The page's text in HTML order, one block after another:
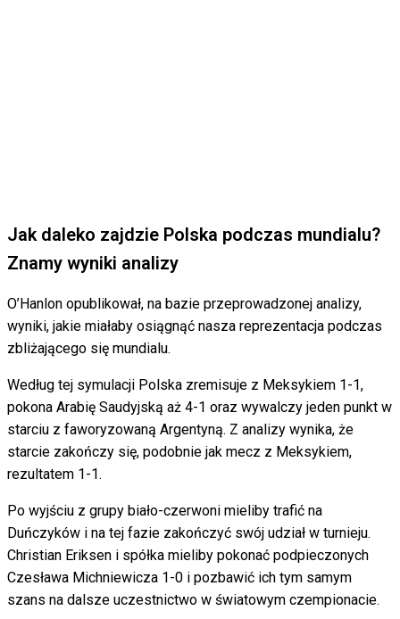
Jak daleko zajdzie Polska podczas mundialu?
Znamy wyniki analizy
O’Hanlon opublikował, na bazie przeprowadzonej analizy,
wyniki, jakie miałaby osiągnąć nasza reprezentacja podczas
zbliżającego się mundialu.
Według tej symulacji Polska zremisuje z Meksykiem 1-1,
pokona Arabię Saudyjską aż 4-1 oraz wywalczy jeden punkt w
starciu z faworyzowaną Argentyną. Z analizy wynika, że
starcie zakończy się, podobnie jak mecz z Meksykiem,
rezultatem 1-1.
Po wyjściu z grupy biało-czerwoni mieliby trafić na
Duńczyków i na tej fazie zakończyć swój udział w turnieju.
Christian Eriksen i spółka mieliby pokonać podpieczonych
Czesława Michniewicza 1-0 i pozbawić ich tym samym
szans na dalsze uczestnictwo w światowym czempionacie.